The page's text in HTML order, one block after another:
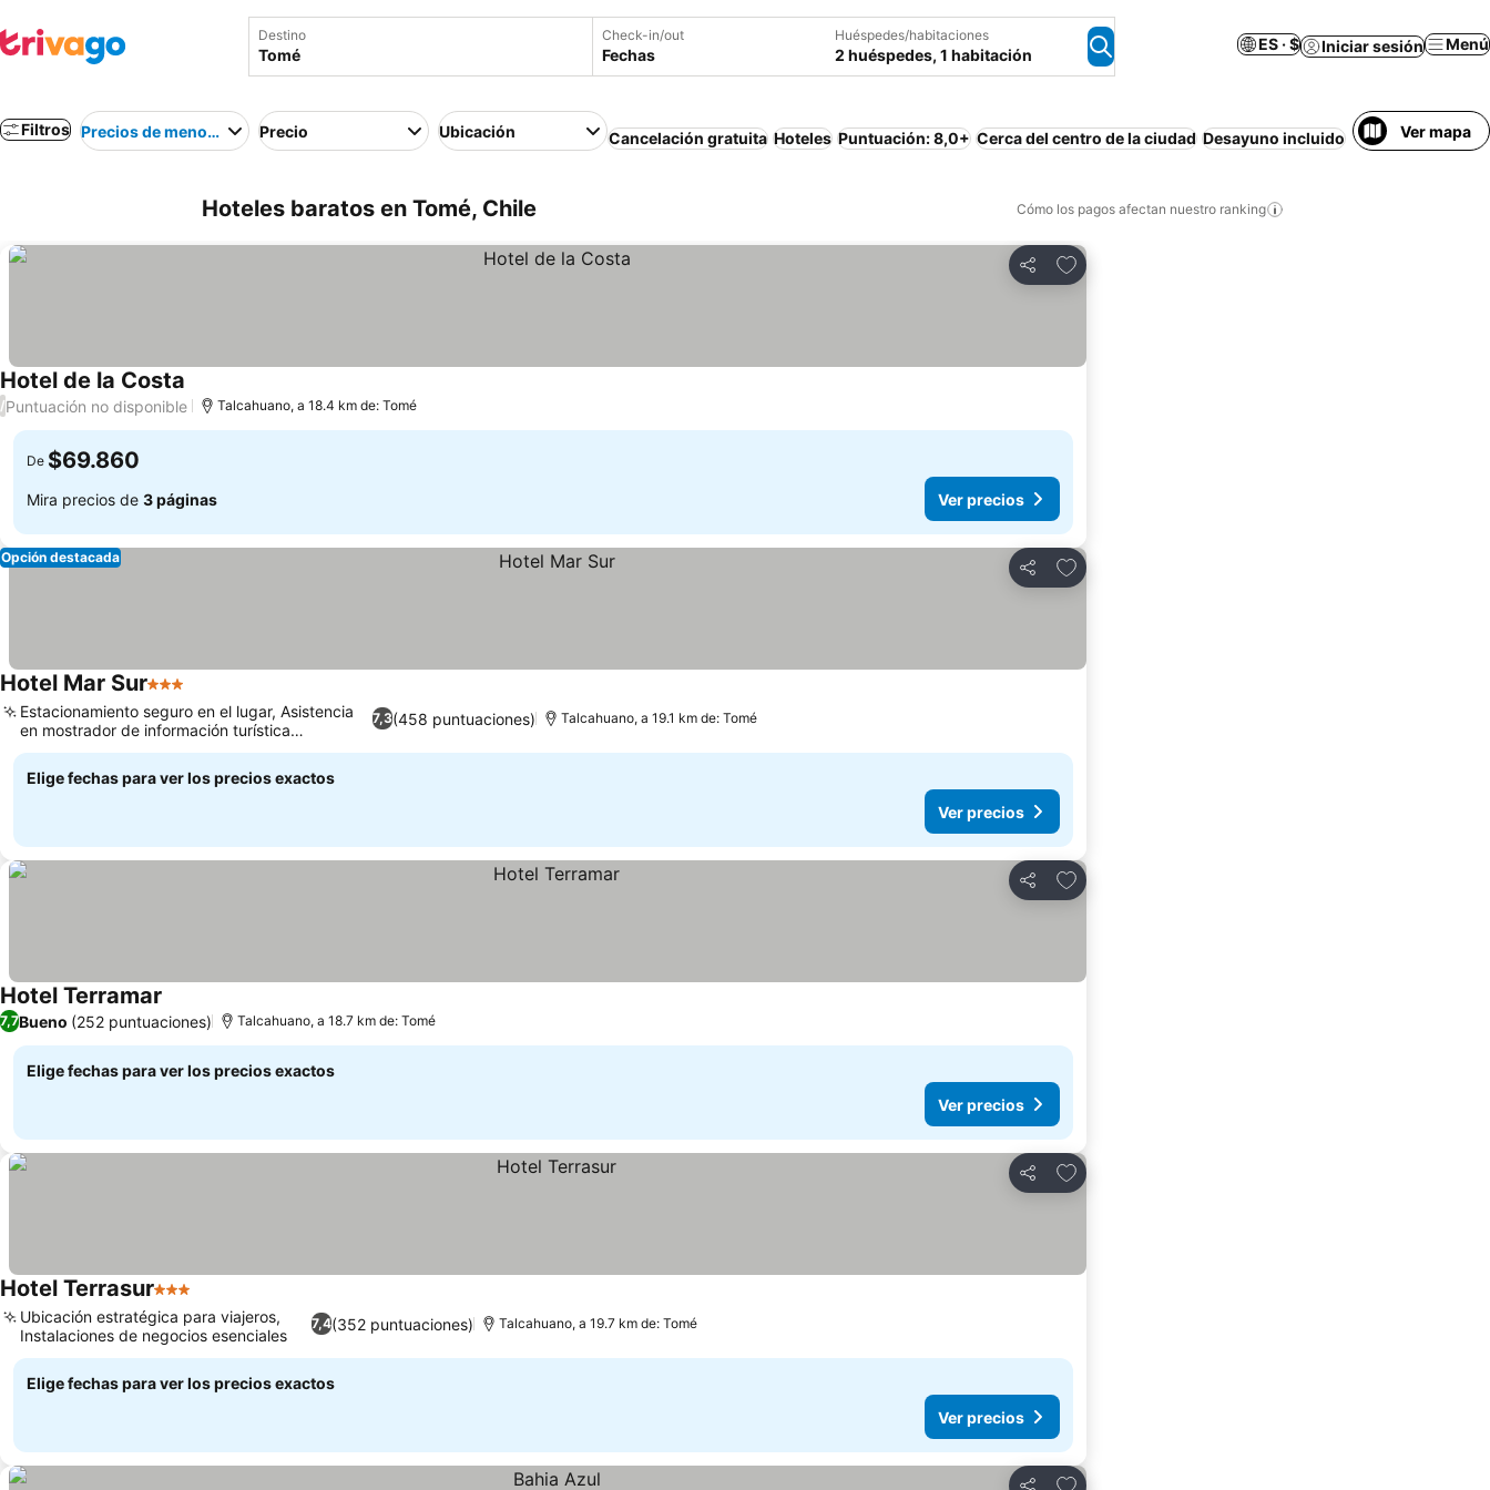
Destino Check-in/out
Fechas
Huéspedes/habitaciones
2 huéspedes, 1 habitación
ES · $ Iniciar sesión Menú
Filtros Precios de menor a mayorPrecio Ubicación Cancelación gratuita Hoteles Puntuación: 8,0+ Cerca del centro de la ciudad Desayuno incluido PiscinaVer mapa
Hoteles baratos en Tomé, Chile Cómo los pagos afectan nuestro ranking
Compartir
Agregar a favoritos
Hotel de la Costa
/Puntuación no disponible Talcahuano, a 18.4 km de: Tomé
De $69.860
Mira precios de 3 páginas Ver precios
Compartir
Agregar a favoritos
Opción destacada
Hotel Mar Sur3 Estrellas
7,3(458 puntuaciones)
Estacionamiento seguro en el lugar, Asistencia
en mostrador de información turística
especializado
Talcahuano, a 19.1 km de: Tomé
Elige fechas para ver los precios exactos
Ver precios
Compartir
Agregar a favoritos
Hotel Terramar
7,7Bueno (252 puntuaciones) Talcahuano, a 18.7 km de: Tomé
Elige fechas para ver los precios exactos
Ver precios
Compartir
Agregar a favoritos
Hotel Terrasur3 Estrellas
7,4(352 puntuaciones)
Ubicación estratégica para viajeros,
Instalaciones de negocios esenciales
Talcahuano, a 19.7 km de: Tomé
Elige fechas para ver los precios exactos
Ver precios
Agregar a favoritos